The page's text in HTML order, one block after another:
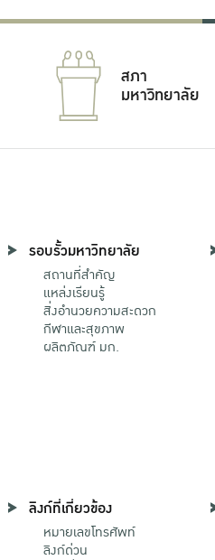
สภา
มหาวิทยาลัย
รอบรั้วมหาวิทยาลัย
สถานที่สำคัญ
แหล่งเรียนรู้
สิ่งอำนวยความสะดวก
กีฬาและสุขภาพ
ผลิตภัณฑ์ มก.
ลิงก์ที่เกี่ยวข้อง
หมายเลขโทรศัพท์
ลิงก์ด่วน